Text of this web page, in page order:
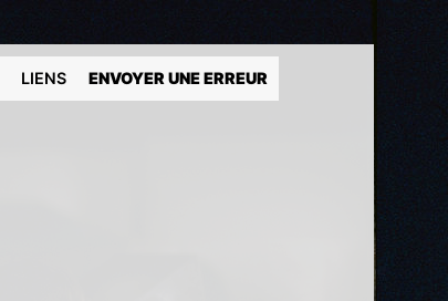
LIENS ENVOYER UNE ERREUR